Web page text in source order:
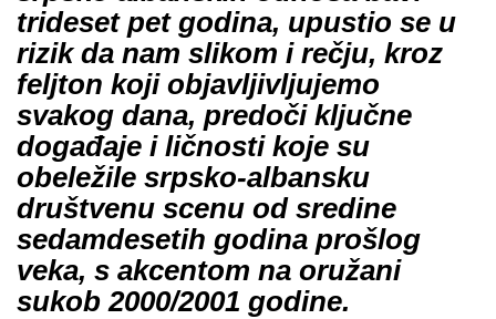
trideset pet godina, upustio se u
rizik da nam slikom i rečju, kroz
feljton koji objavljivljujemo
svakog dana, predoči ključne
događaje i ličnosti koje su
obeležile srpsko-albansku
društvenu scenu od sredine
sedamdesetih godina prošlog
veka, s akcentom na oružani
sukob 2000/2001 godine.